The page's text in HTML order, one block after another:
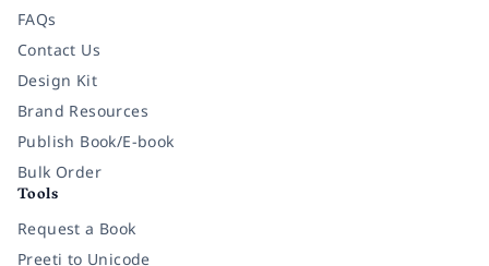
FAQs
Contact Us
Design Kit
Brand Resources
Publish Book/E-book
Bulk Order
Tools
Request a Book
Preeti to Unicode